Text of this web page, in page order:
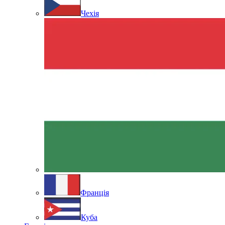
Чехія
Франція
Куба